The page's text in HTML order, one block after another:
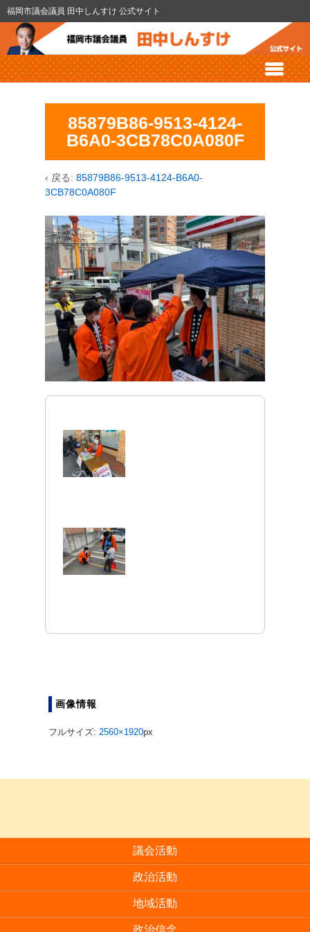
福岡市議会議員 田中しんすけ 公式サイト
85879B86-9513-4124-
B6A0-3CB78C0A080F
‹ 戻る: 85879B86-9513-4124-B6A0-
3CB78C0A080F
画像情報
フルサイズ: 2560×1920px
議会活動
政治活動
地域活動